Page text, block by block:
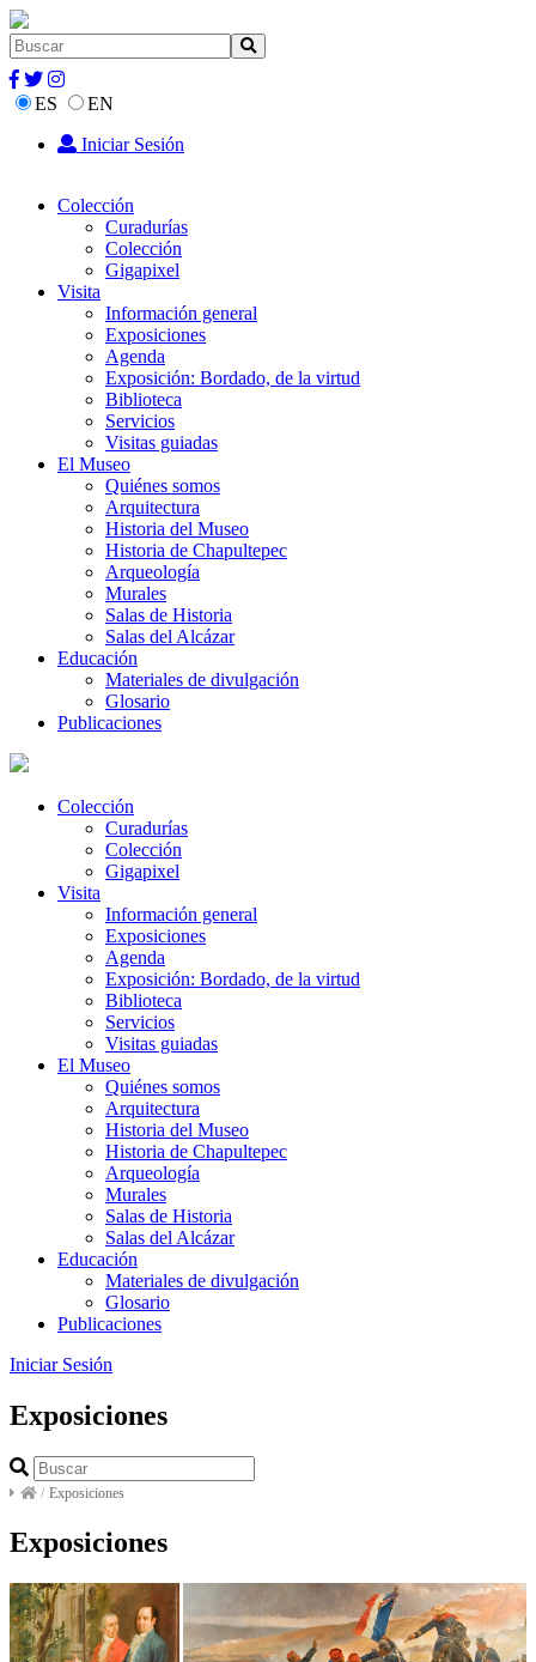
ES
EN
Iniciar Sesión
Colección
Curadurías
Colección
Gigapixel
Visita
Información general
Exposiciones
Agenda
Exposición: Bordado, de la virtud
Biblioteca
Servicios
Visitas guiadas
El Museo
Quiénes somos
Arquitectura
Historia del Museo
Historia de Chapultepec
Arqueología
Murales
Salas de Historia
Salas del Alcázar
Educación
Materiales de divulgación
Glosario
Publicaciones
Colección
Curadurías
Colección
Gigapixel
Visita
Información general
Exposiciones
Agenda
Exposición: Bordado, de la virtud
Biblioteca
Servicios
Visitas guiadas
El Museo
Quiénes somos
Arquitectura
Historia del Museo
Historia de Chapultepec
Arqueología
Murales
Salas de Historia
Salas del Alcázar
Educación
Materiales de divulgación
Glosario
Publicaciones
Iniciar Sesión
Exposiciones
/ Exposiciones
Exposiciones